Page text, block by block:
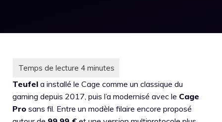
Teufel a installé le Cage comme un classique du
gaming depuis 2017, puis l’a modernisé avec le Cage
Pro sans fil. Entre un modèle filaire encore proposé